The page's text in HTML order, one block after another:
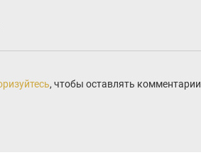
, чтобы оставлять комментарии